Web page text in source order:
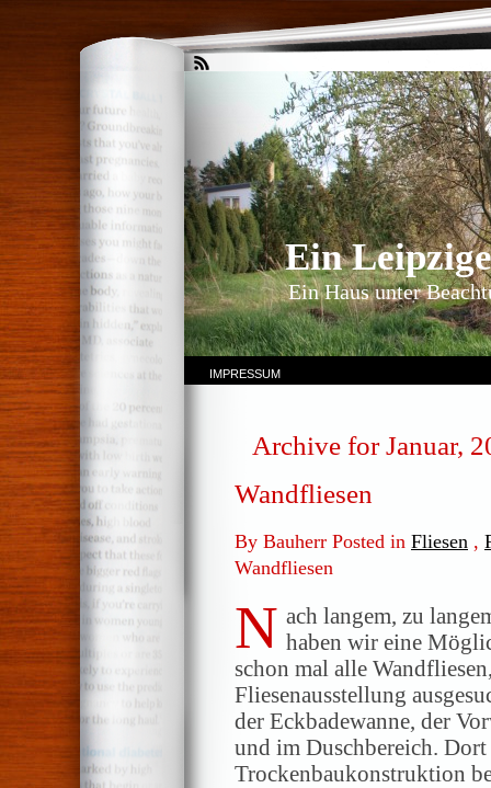
Ein
Ein Haus unter
IMPRESSUM
Archive for Januar,
Wandfliesen
By Bauherr Posted in Fliesen ,
Wandfliesen
N ach langem, zu
haben wir eine
schon mal alle
Fliesenausstellung
der Eckbadewanne, der
und im Duschbereich.
Trockenbaukonstruktion